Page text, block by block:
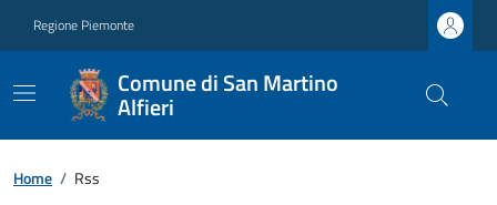
Regione Piemonte
Comune di San Martino
Alfieri
Home / Rss